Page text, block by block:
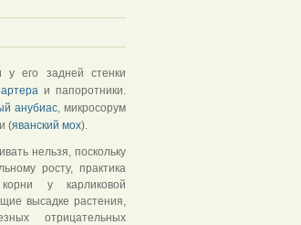
у его задней стенки
и папоротники.
анубиас, микросорум
(яванский мох).
нельзя, поскольку
росту, практика
у карликовой
высадке растения,
отрицательных